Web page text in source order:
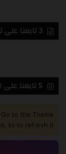
3 تابعنا على تويتر
5 تابعنا على الانستغرام
to the Theme
to to refresh it.